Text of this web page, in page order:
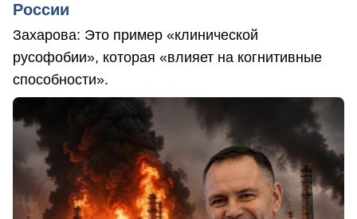
России
Захарова: Это пример «клинической
русофобии», которая «влияет на когнитивные
способности».